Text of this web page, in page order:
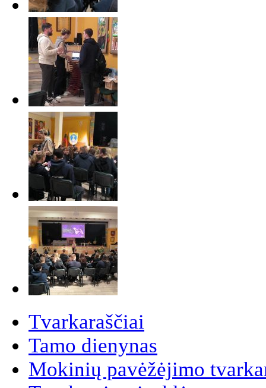
Tvarkaraščiai
Tamo dienynas
Mokinių pavėžėjimo